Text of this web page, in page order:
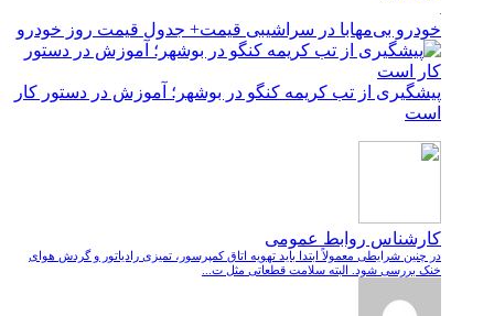
خودرو بی‌مهابا در سراشیبی قیمت+ جدول قیمت روز خودرو
پیشگیری از تب کریمه کنگو در بوشهر؛ آموزش در دستور کار
است
کارشناس روابط عمومی
در چنین شرایطی معمولاً ابتدا باید تهویه اتاق کمپرسور، تمیزی رادیاتور و گردش هوای
خنک بررسی شود. البته سلامت قطعاتی مثل ت...